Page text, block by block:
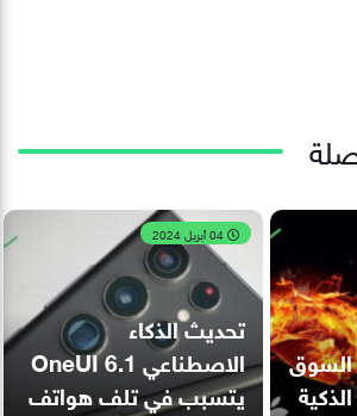
تحديث الذكاء
الاصطناعي OneUI 6.1
يتسبب في تلف هواتف